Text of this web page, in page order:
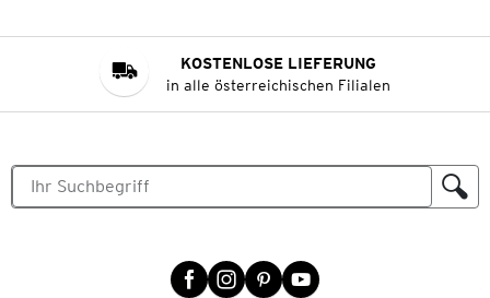
KOSTENLOSE LIEFERUNG
in alle österreichischen Filialen